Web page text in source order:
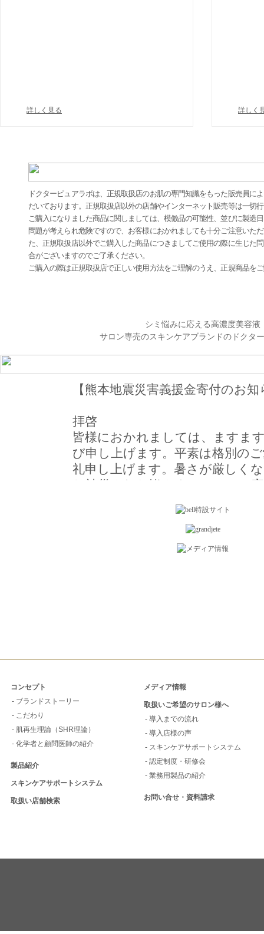
詳しく見る 詳しく
ドクターピュアラボは、正規取扱店のお肌の専門知識をもった販売員に
だいております。正規取扱店以外の店舗やインターネット販売等は一切
ご購入になりました商品に関しましては、模倣品の可能性、並びに製造
問題が考えられ危険ですので、お客様におかれましても十分ご注意いた
た、正規取扱店以外でご購入した商品につきましてご使用の際に生じた
合がございますのでご了承ください。
ご購入の際は正規取扱店で正しい使用方法をご理解のうえ、正規商品を
シミ悩みに応える高濃度美容液
サロン専売のスキンケアブランドのドクタ
【熊本地震災害義援金寄付のお
拝啓
皆様におかれましては、ますま
び申し上げます。平素は格別の
礼申し上げます。暑さが厳しく
り被災された皆さまと、そのご
胸が痛む思いでございます。弊
復旧・復興に少しでも貢献した
ながら下記期間中の売上の一部
ことといたしました。
株式会社ドクターピュアラボ
2026年7月1日～2026年9月30日
上記期間中における、弊社商品
たします。
コンセプト
- ブランドストーリー
- こだわり
- 肌再生理論（SHR理論）
- 化学者と顧問医師の紹介
製品紹介
スキンケアサポートシステム
取扱い店舗検索
メディア情報
取扱いご希望のサロン様へ
- 導入までの流れ
- 導入店様の声
- スキンケアサポートシステム
- 認定制度・研修会
- 業務用製品の紹介
お問い合せ・資料請求